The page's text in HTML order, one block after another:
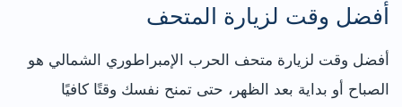
أفضل وقت لزيارة المتحف
أفضل وقت لزيارة متحف الحرب الإمبراطوري الشمالي هو
الصباح أو بداية بعد الظهر، حتى تمنح نفسك وقتًا كافيًا